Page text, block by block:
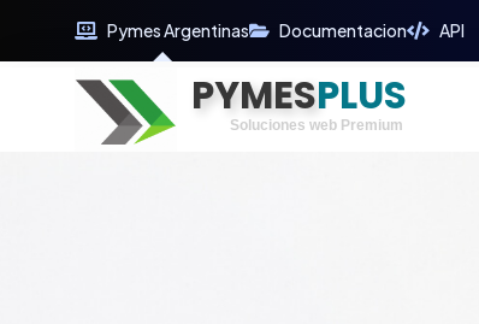
Pymes Argentinas Documentacion API
PYMESPLUS
Digitaliza tu éxito
Soluciones web Premium